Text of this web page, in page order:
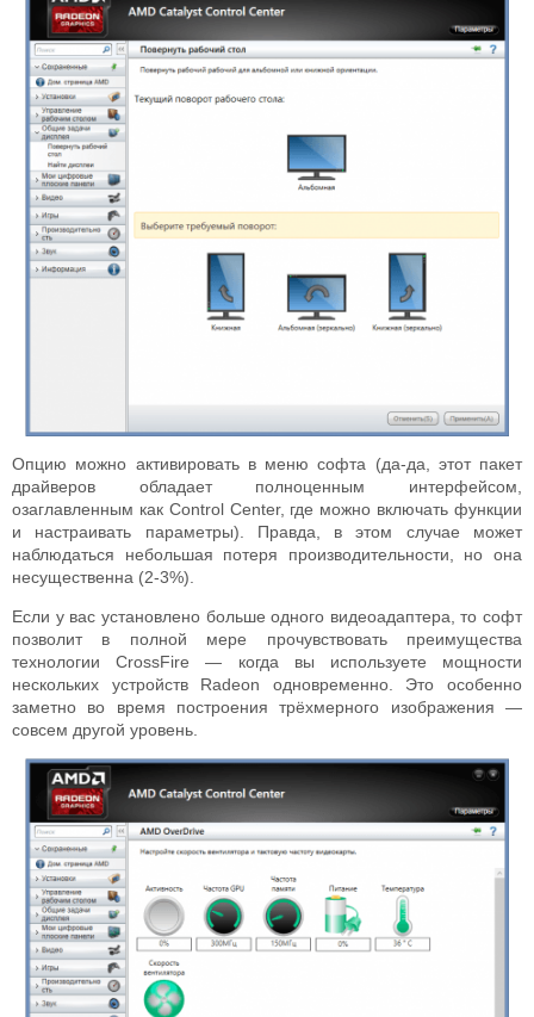
Опцию можно активировать в меню софта (да-да, этот пакет
драйверов обладает полноценным интерфейсом,
озаглавленным как Control Center, где можно включать функции
и настраивать параметры). Правда, в этом случае может
наблюдаться небольшая потеря производительности, но она
несущественна (2-3%).
Если у вас установлено больше одного видеоадаптера, то софт
позволит в полной мере прочувствовать преимущества
технологии CrossFire — когда вы используете мощности
нескольких устройств Radeon одновременно. Это особенно
заметно во время построения трёхмерного изображения —
совсем другой уровень.